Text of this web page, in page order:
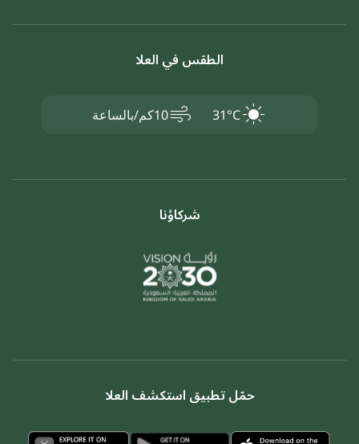
الطقس في العلا
31°C
air10كم/بالساعة
شركاؤنا
حمّل تطبيق استكشف العلا